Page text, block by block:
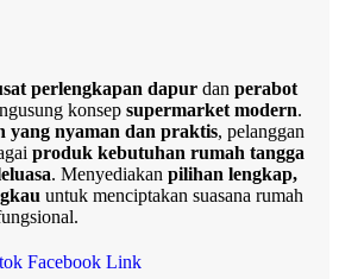
perlengkapan dapur dan perabot
konsep supermarket modern.
yang nyaman dan praktis, pelanggan
produk kebutuhan rumah tangga
. Menyediakan pilihan lengkap,
untuk menciptakan suasana rumah
Facebook Link